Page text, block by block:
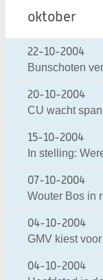
oktober
22-10-2004
Bunschoten
20-10-2004
CU wacht
15-10-2004
In stelling:
07-10-2004
Wouter Bos in
04-10-2004
GMV kiest
04-10-2004